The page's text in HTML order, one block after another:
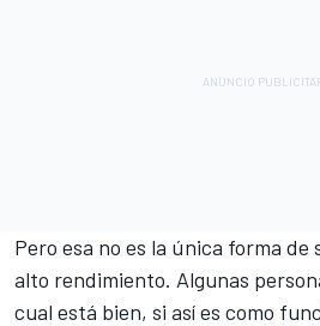
Pero esa no es la única forma de
alto rendimiento. Algunas
cual está bien, si así es como